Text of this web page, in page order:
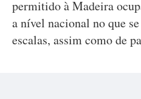
permitido à Madeira
a nível nacional no que
escalas, assim como de